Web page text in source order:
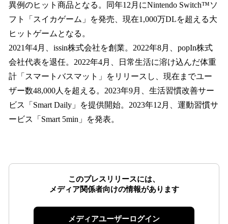
異例のヒット商品となる。同年12月にNintendo Switch™ソ
フト「スイカゲーム」を発売、現在1,000万DLを超える大
ヒットゲームとなる。
2021年4月、issin株式会社を創業。2022年8月、popIn株式
会社代表を退任。2022年4月、日常生活に溶け込んだ体重
計「スマートバスマット」をリリースし、現在までユー
ザー数48,000人を超える。2023年9月、生活習慣改善サー
ビス「Smart Daily」を提供開始。2023年12月、運動習慣サ
ービス「Smart 5min」を発表。
このプレスリリースには、
メディア関係者向けの情報があります
メディアユーザーログイン